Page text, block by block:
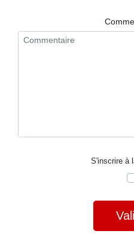
NUIT
S'inscrire à